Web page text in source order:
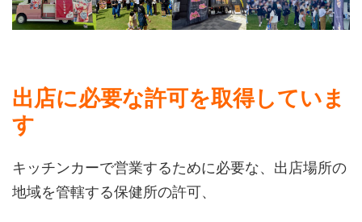
出店に必要な許可を取得していま
す
キッチンカーで営業するために必要な、出店場所の
地域を管轄する保健所の許可、